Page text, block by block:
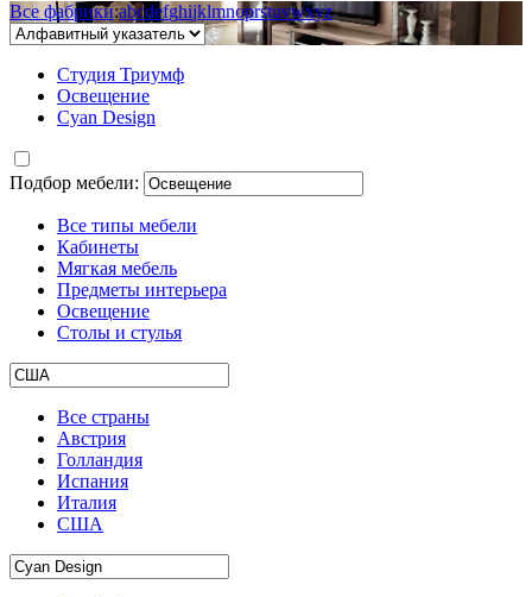
Все фабрики:abcdefghijklmnoprstuvwxyz
Студия Триумф
Освещение
Cyan Design
Подбор мебели:
Все типы мебели
Кабинеты
Мягкая мебель
Предметы интерьера
Освещение
Столы и стулья
Все страны
Австрия
Голландия
Испания
Италия
США